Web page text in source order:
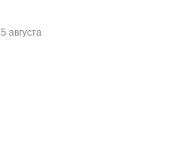
5 августа